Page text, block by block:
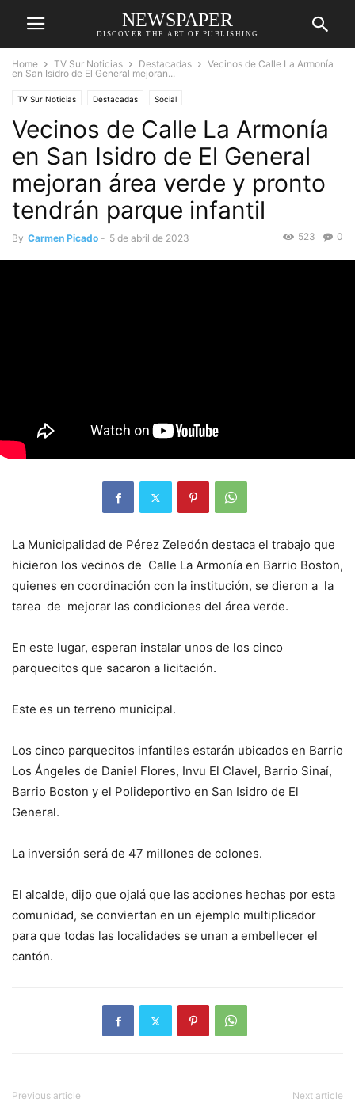
NEWSPAPER
DISCOVER THE ART OF PUBLISHING
Home TV Sur Noticias Destacadas
Vecinos de Calle La Armonía
en San Isidro de El General mejoran...
TV Sur Noticias Destacadas Social
Vecinos de Calle La Armonía
en San Isidro de El General
mejoran área verde y pronto
tendrán parque infantil
By Carmen Picado - 5 de abril de 2023 0
523
La Municipalidad de Pérez Zeledón destaca el trabajo que
hicieron los vecinos de Calle La Armonía en Barrio Boston,
quienes en coordinación con la institución, se dieron a la
tarea de mejorar las condiciones del área verde.
En este lugar, esperan instalar unos de los cinco
parquecitos que sacaron a licitación.
Este es un terreno municipal.
Los cinco parquecitos infantiles estarán ubicados en Barrio
Los Ángeles de Daniel Flores, Invu El Clavel, Barrio Sinaí,
Barrio Boston y el Polideportivo en San Isidro de El
General.
La inversión será de 47 millones de colones.
El alcalde, dijo que ojalá que las acciones hechas por esta
comunidad, se conviertan en un ejemplo multiplicador
para que todas las localidades se unan a embellecer el
cantón.
Previous article Next article